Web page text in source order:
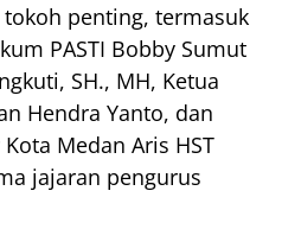
penting, termasuk
PASTI Bobby Sumut
SH., MH, Ketua
Hendra Yanto, dan
Medan Aris HST
jajaran pengurus